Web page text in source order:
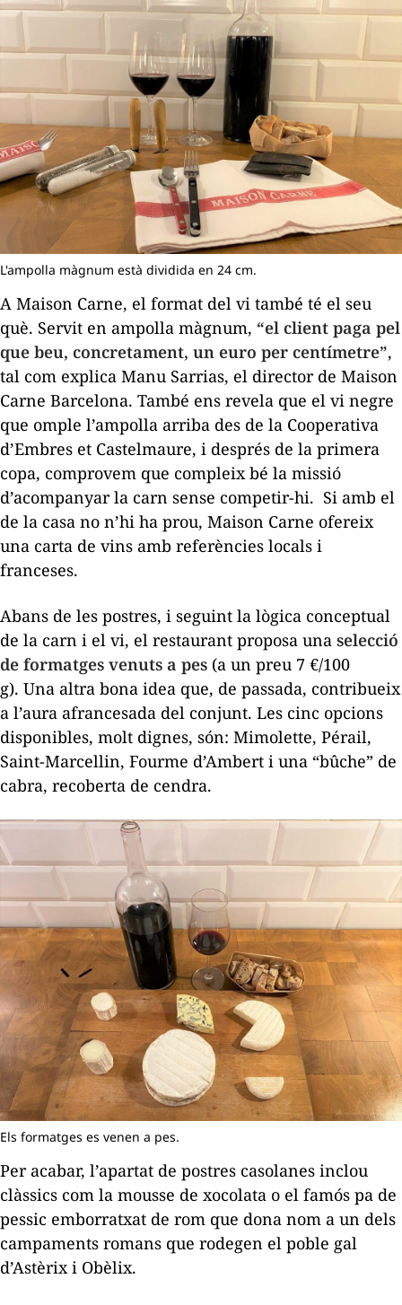
L'ampolla màgnum està dividida en 24 cm.
A Maison Carne, el format del vi també té el seu
què. Servit en ampolla màgnum, “el client paga pel
que beu, concretament, un euro per centímetre”,
tal com explica Manu Sarrias, el director de Maison
Carne Barcelona. També ens revela que el vi negre
que omple l’ampolla arriba des de la Cooperativa
d’Embres et Castelmaure, i després de la primera
copa, comprovem que compleix bé la missió
d’acompanyar la carn sense competir-hi. Si amb el
de la casa no n’hi ha prou, Maison Carne ofereix
una carta de vins amb referències locals i
franceses.
Abans de les postres, i seguint la lògica conceptual
de la carn i el vi, el restaurant proposa una selecció
de formatges venuts a pes (a un preu 7 €/100
g). Una altra bona idea que, de passada, contribueix
a l’aura afrancesada del conjunt. Les cinc opcions
disponibles, molt dignes, són: Mimolette, Pérail,
Saint-Marcellin, Fourme d’Ambert i una “bûche” de
cabra, recoberta de cendra.
Els formatges es venen a pes.
Per acabar, l’apartat de postres casolanes inclou
clàssics com la mousse de xocolata o el famós pa de
pessic emborratxat de rom que dona nom a un dels
campaments romans que rodegen el poble gal
d’Astèrix i Obèlix.